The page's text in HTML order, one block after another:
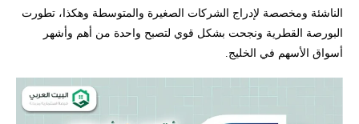
الناشئة ومخصصة لإدراج الشركات الصغيرة والمتوسطة وهكذا، تطورت
البورصة القطرية ونجحت بشكل قوي لتصبح واحدة من أهم وأشهر
أسواق الأسهم في الخليج.